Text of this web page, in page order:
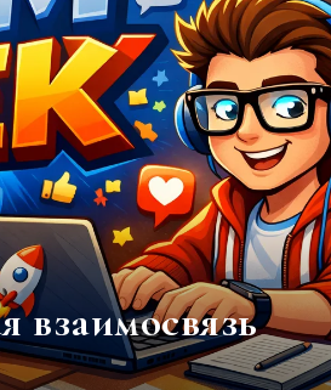
взаимосвязь